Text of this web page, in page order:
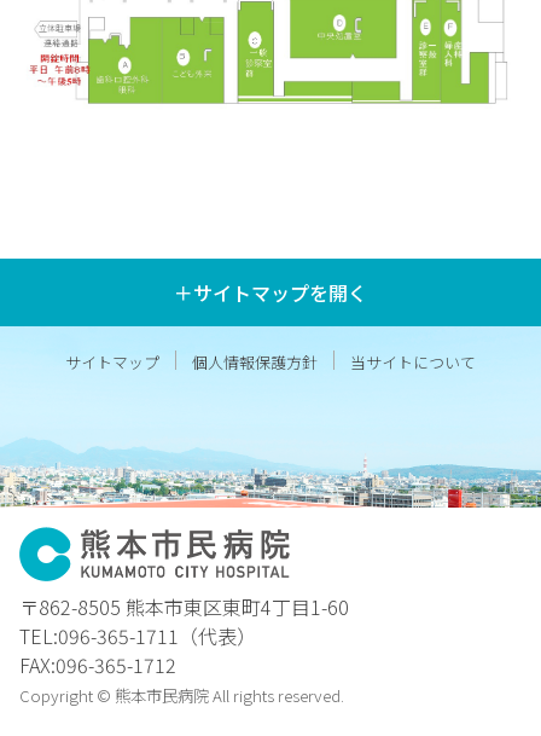
＋サイトマップを開く
サイトマップ 個人情報保護方針 当サイトについて
〒862-8505 熊本市東区東町4丁目1-60
TEL:096-365-1711（代表）
FAX:096-365-1712
Copyright © 熊本市民病院 All rights reserved.